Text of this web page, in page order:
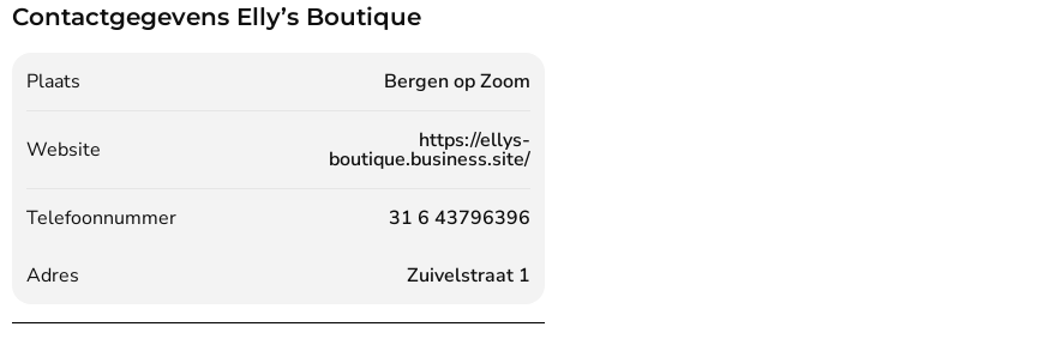
Contactgegevens Elly’s Boutique
Plaats Bergen op Zoom
Website https://ellys-
boutique.business.site/
Telefoonnummer 31 6 43796396
Adres Zuivelstraat 1